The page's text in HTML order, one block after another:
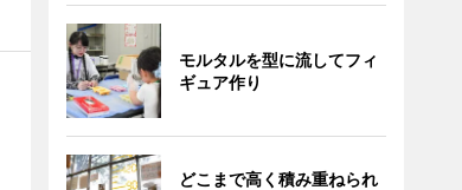
モルタルを型に流してフィ
ギュア作り
どこまで高く積み重ねられ